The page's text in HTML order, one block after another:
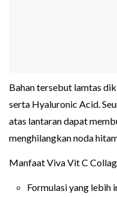
Bahan tersebut lamtas
serta Hyaluronic Acid.
atas lantaran dapat
menghilangkan noda
Manfaat Viva Vit C
Formulasi yang lebih